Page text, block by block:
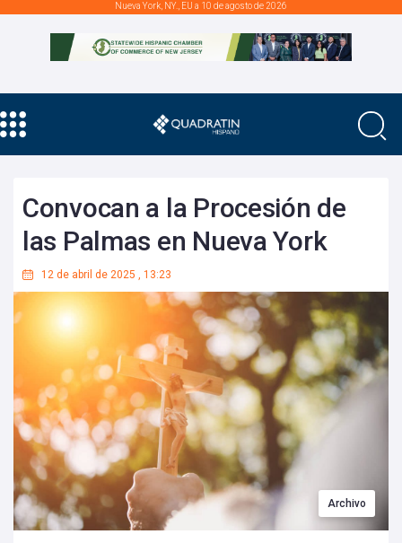
Nueva York, NY., EU a 10 de agosto de 2026
Convocan a la Procesión de
las Palmas en Nueva York
12 de abril de 2025 , 13:23
Archivo